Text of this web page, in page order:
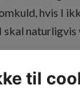
hvis I
I skal
på alt fra
til